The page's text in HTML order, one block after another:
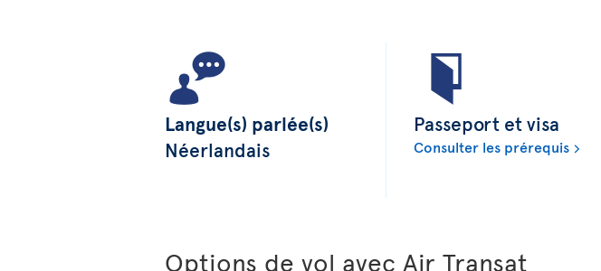
Langue(s) parlée(s)
Néerlandais
Passeport et visa
Consulter les prérequis
Options de vol avec Air Transat